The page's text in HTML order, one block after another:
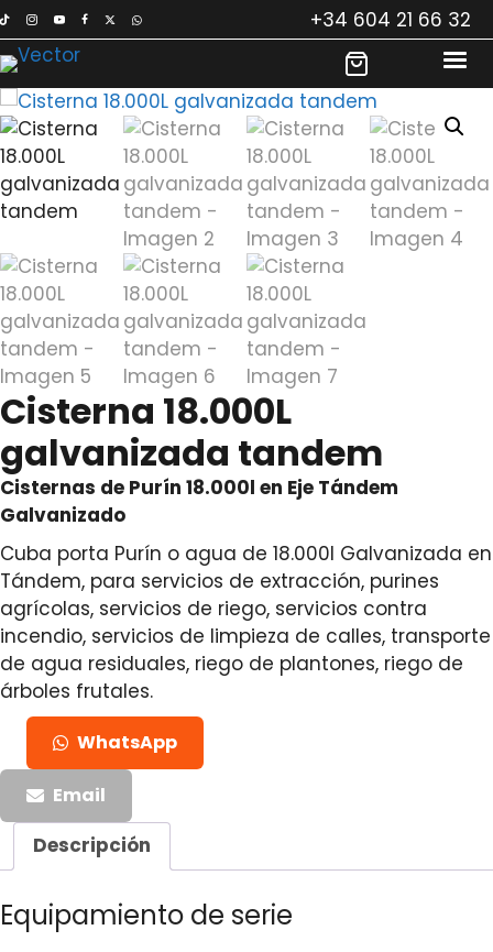
Saltar
al
contenido
+34 604 21 66 32
Cisterna 18.000L
galvanizada tandem
Cisternas de Purín 18.000l en Eje Tándem
Galvanizado
Cuba porta Purín o agua de 18.000l Galvanizada en
Tándem, para servicios de extracción, purines
agrícolas, servicios de riego, servicios contra
incendio, servicios de limpieza de calles, transporte
de agua residuales, riego de plantones, riego de
árboles frutales.
WhatsApp
Email
Descripción
Equipamiento de serie